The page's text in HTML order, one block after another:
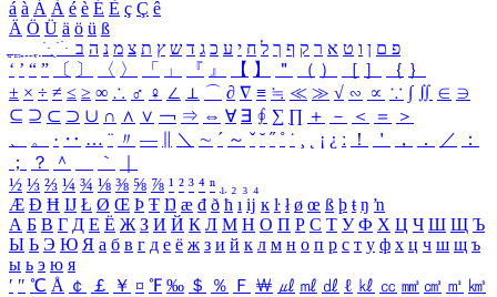
á à Á À é è É È ç Ç ê
Ä Ö Ü ä ö ü ß
ִֶֹ ֻּ ׁׂ פ ם ן ו ט א ר ק ף ך ל ח י ע כ ג ד ש ץ ת צ מ נ ה ב
‘ ’ “ ” 〔 〕 〈 〉 「 」 『 』 【 】 ＂ （ ） ［ ］ ｛ ｝
± × ÷ ≠ ≤ ≥ ∞ ∴ ♂ ♀ ∠ ⊥ ⌒ ∂ ∇ ≡ ≒ ≪ ≫ √ ∽ ∝ ∵ ∫ ∬ ∈ ∋
⊆ ⊇ ⊂ ⊃ ∪ ∩ ∧ ∨ ￢ ⇒ ⇔ ∀ ∃ ∮ ∑ ∏ ＋ － ＜ ＝
＞
、
。 · ‥ … ¨ 〃 ― ＼ ∼ ´ ～ ˇ ˘ ˝ ˚ ˙ ¸ ¡ ¿ ː ！ ＇ ， ． ／
：
；
？ ＾ ｀
½ ⅓ ⅔ ¼ ¾ ⅛ ⅜ ⅝ ⅞ ¹ ² ³ ⁴ ⁿ ₁ ₂ ₃ ₄
Æ Ð Ħ Ĳ Ł Ø Œ Þ Ŧ Ŋ æ đ ð ħ ı ĳ ĸ ŀ ł ø œ ß þ ŧ ŋ ŉ
А Б В Г Д Е Ё Ж З И Й К Л М Н О П Р С Т У Ф Х Ц Ч Ш Щ Ъ
Ы Ь Э Ю Я а б в г д е ё ж з и й к л м н о п р с т у ф х ц ч ш щ ъ
ы ь э ю я
′ ″ ℃ Å ￠ ￡ ￥ ¤ ℉ ‰ ＄ ％ Ｆ ￦ ㎕ ㎖ ㎗ ℓ ㎘ ㏄ ㎣ ㎤ ㎥ ㎦